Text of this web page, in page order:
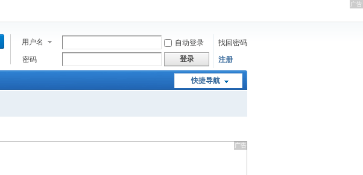
用户名 自动登录
找回密码
密码
登录 注册
快捷导航